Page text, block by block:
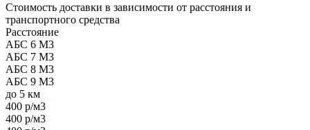
Стоимость доставки в зависимости от расстояния и
транспортного средства
Расстояние
АБС 6 М3
АБС 7 М3
АБС 8 М3
АБС 9 М3
до 5 км
400 р/м3
400 р/м3